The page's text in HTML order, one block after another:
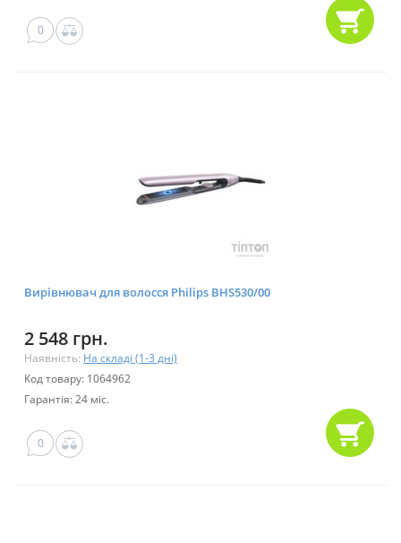
0
Вирівнювач для волосся Philips BHS530/00
2 548 грн.
Наявність: На складі (1-3 дні)
Код товару: 1064962
Гарантія: 24 міс.
0